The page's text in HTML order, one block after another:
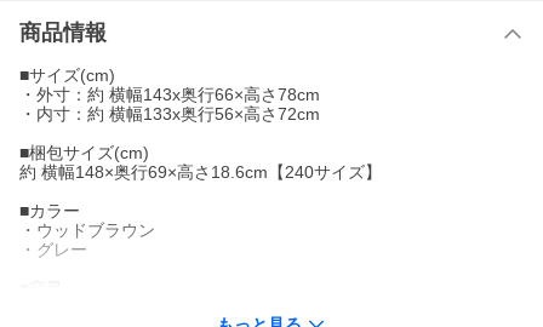
商品情報
■サイズ(cm)
・外寸：約 横幅143x奥行66×高さ78cm
・内寸：約 横幅133x奥行56×高さ72cm
■梱包サイズ(cm)
約 横幅148×奥行69×高さ18.6cm【240サイズ】
■カラー
・ウッドブラウン
・グレー